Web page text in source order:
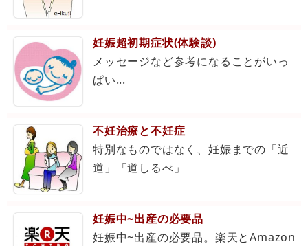
妊娠超初期症状(体験談)
メッセージなど参考になることがいっ
ぱい...
不妊治療と不妊症
特別なものではなく、妊娠までの「近
道」「道しるべ」
妊娠中~出産の必要品
妊娠中~出産の必要品。楽天とAmazon